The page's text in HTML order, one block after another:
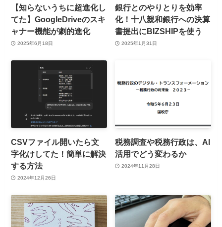
【知らないうちに超進化し
てた】GoogleDriveのスキ
ャナー機能が劇的進化
2025年6月18日
銀行とのやりとりを効率
化！十八親和銀行への決算
書提出にBIZSHIPを使う
2025年1月31日
CSVファイル開いたら文
字化けしてた！簡単に解決
する方法
2024年12月26日
税務調査や税務行政は、AI
活用でどう変わるか
2024年11月28日